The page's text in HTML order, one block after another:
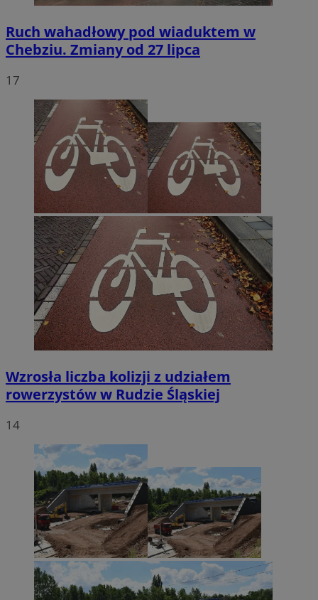
Ruch wahadłowy pod wiaduktem w
Chebziu. Zmiany od 27 lipca
17
Wzrosła liczba kolizji z udziałem
rowerzystów w Rudzie Śląskiej
14